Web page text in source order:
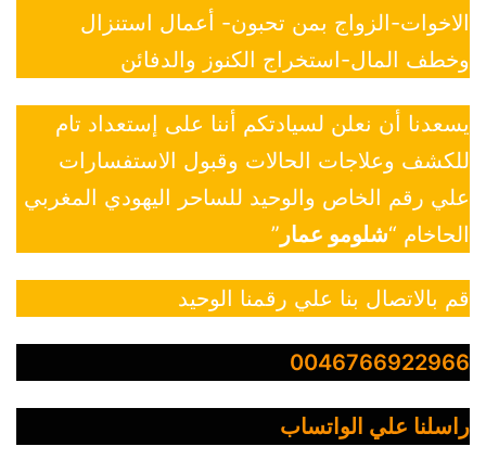
الاخوات-الزواج بمن تحبون- أعمال استنزال
وخطف المال-استخراج الكنوز والدفائن
يسعدنا أن نعلن لسيادتكم أننا على إستعداد تام
للكشف وعلاجات الحالات وقبول الاستفسارات
علي رقم الخاص والوحيد للساحر اليهودي المغربي
الحاخام “شلومو عمار ”
قم بالاتصال بنا علي رقمنا الوحيد
0046766922966
راسلنا علي الواتساب